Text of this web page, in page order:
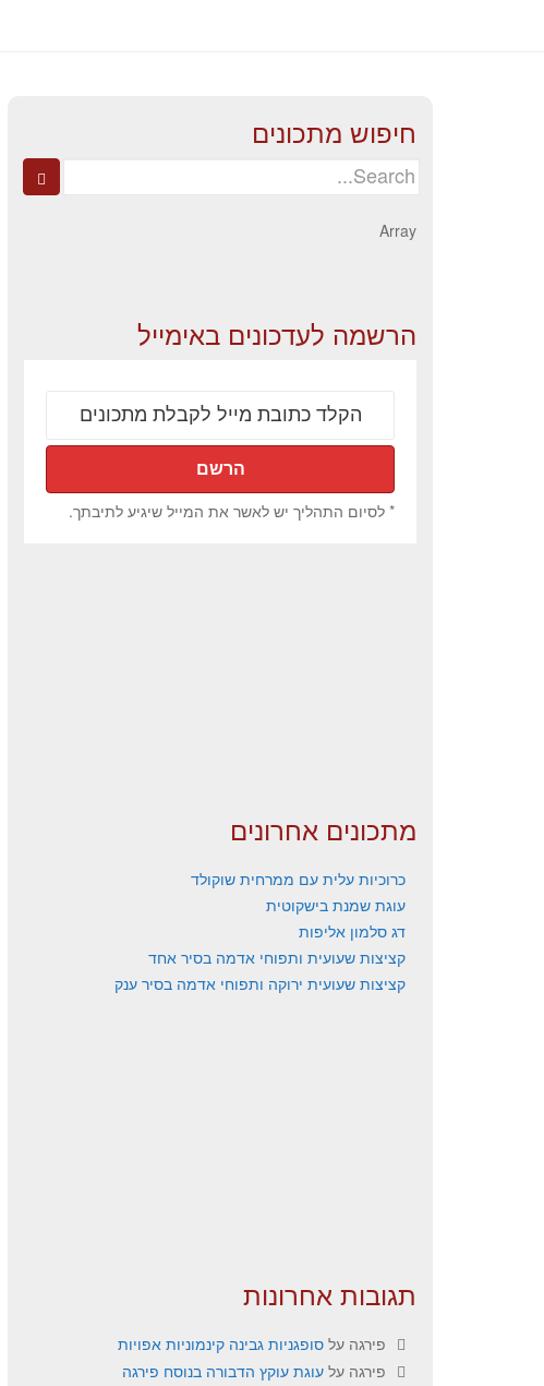
חיפוש מתכונים
Search
Array
הרשמה לעדכונים באימייל
* לסיום התהליך יש לאשר את המייל שיגיע לתיבתך.
מתכונים אחרונים
כרוכיות עלית עם ממרחית שוקולד
עוגת שמנת בישקוטית
דג סלמון אליפות
קציצות שעועית ותפוחי אדמה בסיר אחד
קציצות שעועית ירוקה ותפוחי אדמה בסיר ענק
תגובות אחרונות
פירגה על סופגניות גבינה קינמוניות אפויות
פירגה על עוגת עוקץ הדבורה בנוסח פירגה